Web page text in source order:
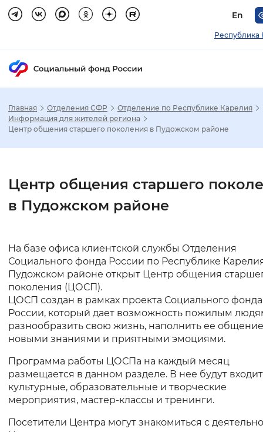
En
Республика
Настройка режима отображения
Увеличенный
Без засечек С засечками
Интервал между буквами
Нормальный Увеличенный
Цвет сайта
Монохромный Инверсивный
Синий фон
Изображения
Главная Отделения СФР
Отделение по Республике Карелия
Информация для жителей региона
Центр общения старшего поколения в Пудожском районе
Центр общения старшего
в Пудожском районе
На базе офиса клиентской службы Отделения
Социального фонда России по Республике
Пудожском районе открыт Центр общения
поколения (ЦОСП).
ЦОСП создан в рамках проекта Социального фонда
России, который дает возможность пожилым
разнообразить свою жизнь, наполнить ее
новыми знаниями и приятными эмоциями.
Программа работы ЦОСПа на каждый месяц
размещается в данном разделе. В нее будут
культурные, образовательные и творческие
мероприятия, мастер-классы и тренинги.
Посетители Центра могут знакомиться с